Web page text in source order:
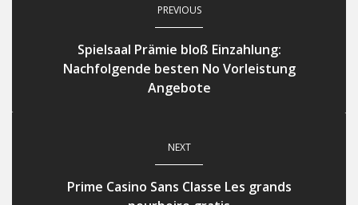
PREVIOUS
Spielsaal Prämie bloß Einzahlung:
Nachfolgende besten No Vorleistung
Angebote
NEXT
Prime Casino Sans Classe Les grands